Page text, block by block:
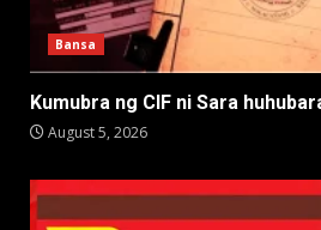
Bansa
Kumubra ng CIF ni Sara
August 5, 2026